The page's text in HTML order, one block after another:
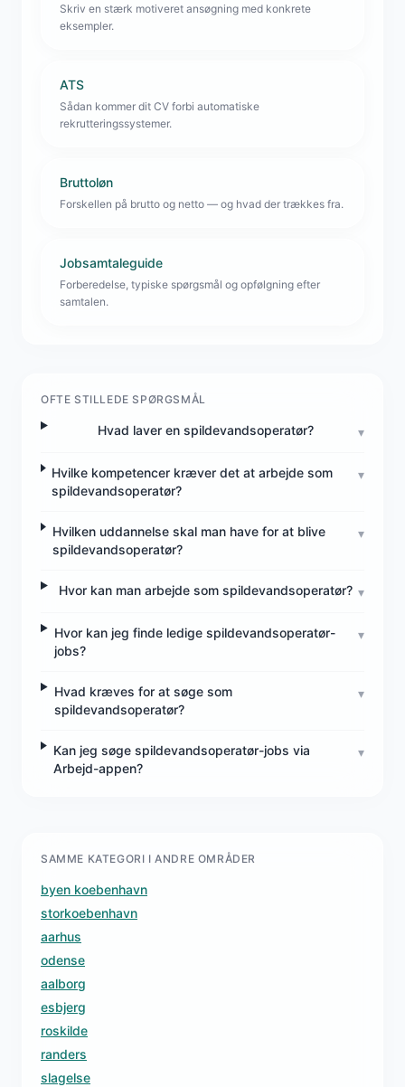
Skriv en stærk motiveret ansøgning med konkrete
eksempler.
ATS
Sådan kommer dit CV forbi automatiske
rekrutteringssystemer.
Bruttoløn
Forskellen på brutto og netto — og hvad der trækkes fra.
Jobsamtaleguide
Forberedelse, typiske spørgsmål og opfølgning efter
samtalen.
OFTE STILLEDE SPØRGSMÅL
Hvad laver en spildevandsoperatør? ▾
Hvilke kompetencer kræver det at arbejde som
spildevandsoperatør?
▾
Hvilken uddannelse skal man have for at blive
spildevandsoperatør?
▾
Hvor kan man arbejde som spildevandsoperatør? ▾
Hvor kan jeg finde ledige spildevandsoperatør-
jobs?
▾
Hvad kræves for at søge som
spildevandsoperatør?
▾
Kan jeg søge spildevandsoperatør-jobs via
Arbejd-appen?
▾
SAMME KATEGORI I ANDRE OMRÅDER
byen koebenhavn
storkoebenhavn
aarhus
odense
aalborg
esbjerg
roskilde
randers
slagelse